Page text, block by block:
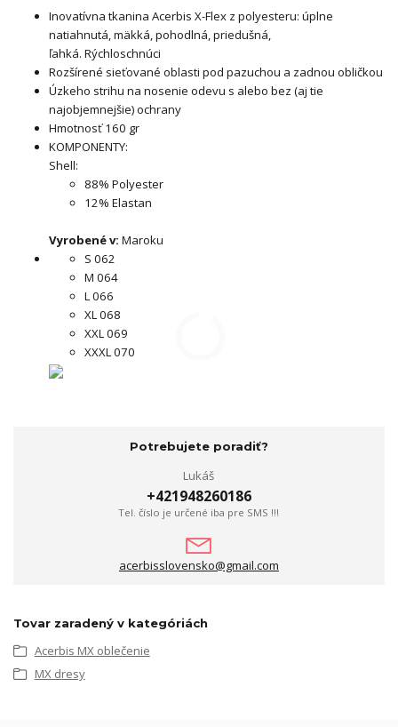
Inovatívna tkanina Acerbis X-Flex z polyesteru: úplne
natiahnutá, mäkká, pohodlná, priedušná,
ľahká. Rýchloschnúci
Rozšírené sieťované oblasti pod pazuchou a zadnou obličkou
Úzkeho strihu na nosenie odevu s alebo bez (aj tie
najobjemnejšie) ochrany
Hmotnosť 160 gr
KOMPONENTY:
Shell:
88% Polyester
12% Elastan
Vyrobené v: Maroku
S 062
M 064
L 066
XL 068
XXL 069
XXXL 070
Potrebujete poradiť?
Lukáš
+421948260186
Tel. číslo je určené iba pre SMS !!!
acerbisslovensko@gmail.com
Tovar zaradený v kategóriách
Acerbis MX oblečenie
MX dresy